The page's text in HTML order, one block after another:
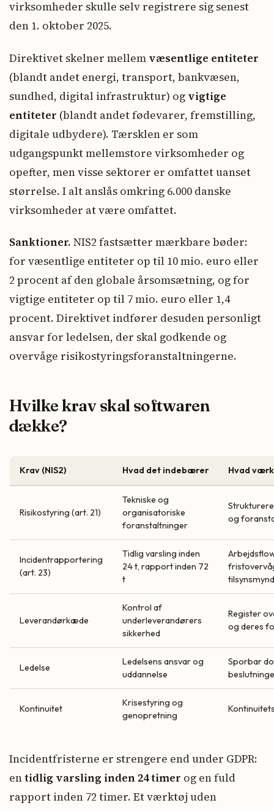
virksomheder skulle selv registrere sig senest
den 1. oktober 2025.
Direktivet skelner mellem væsentlige entiteter
(blandt andet energi, transport, bankvæsen,
sundhed, digital infrastruktur) og vigtige
entiteter (blandt andet fødevarer, fremstilling,
digitale udbydere). Tærsklen er som
udgangspunkt mellemstore virksomheder og
opefter, men visse sektorer er omfattet uanset
størrelse. I alt anslås omkring 6.000 danske
virksomheder at være omfattet.
Sanktioner. NIS2 fastsætter mærkbare bøder:
for væsentlige entiteter op til 10 mio. euro eller
2 procent af den globale årsomsætning, og for
vigtige entiteter op til 7 mio. euro eller 1,4
procent. Direktivet indfører desuden personligt
ansvar for ledelsen, der skal godkende og
overvåge risikostyringsforanstaltningerne.
Hvilke krav skal softwaren
dække?
Krav (NIS2) Hvad det indebærer Hvad
Risikostyring (art. 21)
Tekniske og
organisatoriske
foranstaltninger
og
Incidentrapportering
(art. 23)
Tidlig varsling inden
24 t, rapport inden 72
t
Leverandørkæde
Kontrol af
underleverandørers
sikkerhed
Register
og deres
Ledelse
Ledelsens ansvar og
uddannelse
Sporbar
Kontinuitet
Krisestyring og
genopretning
Incidentfristerne er strengere end under GDPR:
entidlig varsling inden 24 timer og en fuld
rapport inden 72 timer. Et værktøj uden